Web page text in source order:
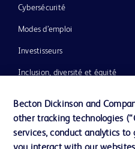
Cybersécurité
Modes d’emploi
Investisseurs
Inclusion, diversité et équité
Actualités, médias et blogs
Notre entreprise
Becton Dickinson and
other tracking technologies
services, conduct analytics